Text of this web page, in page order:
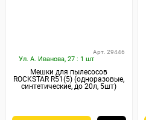
Ул. А. Иванова, 27 : 1 шт
Арт. 29446
Мешки для пылесосов
ROCKSTAR R51(5) (одноразовые,
синтетические, до 20л, 5шт)